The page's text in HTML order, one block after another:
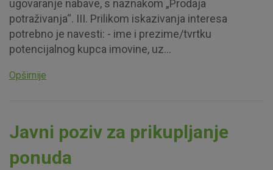
ugovaranje nabave, s naznakom „Prodaja
potraživanja“. III. Prilikom iskazivanja interesa
potrebno je navesti: - ime i prezime/tvrtku
potencijalnog kupca imovine, uz...
Opširnije
Javni poziv za prikupljanje
ponuda